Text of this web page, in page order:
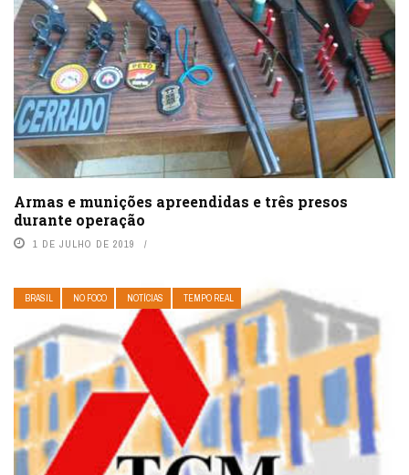
Armas e munições apreendidas e três presos
durante operação
1 DE JULHO DE 2019
BRASIL NO FOCO NOTÍCIAS TEMPO REAL